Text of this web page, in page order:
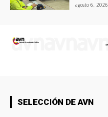
agosto 6, 2026
SELECCIÓN DE AVN